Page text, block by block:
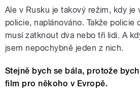
Ale v Rusku je takový režim, kdy
policie, naplánováno. Takže policie
musí zatknout dva nebo tři lidi. A
jsem nepochybně jeden z nich.
Stejně bych se bála, protože
film pro někoho v Evropě.